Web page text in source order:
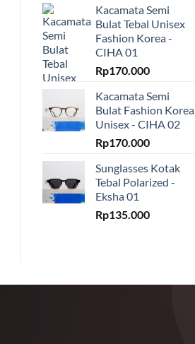
Kacamata Semi
Bulat Tebal Unisex
Fashion Korea -
CIHA 01
Rp170.000
Kacamata Semi
Bulat Fashion Korea
Unisex - CIHA 02
Rp170.000
Sunglasses Kotak
Tebal Polarized -
Eksha 01
Rp135.000